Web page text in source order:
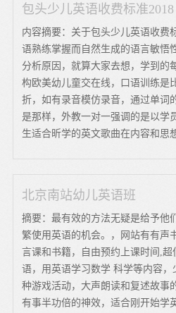
包头少儿英语收费标准2018
内容摘要：关于包头少儿英语收费
语熟练掌握而自然生成的语言敏悟
分析原因，就算大家去想，学到的
构欧美幼儿童交在线，口语训练是
折，如有录音模仿录音，通过单词
是那样，外教一对一强调的是以学
生适合昕学的英文歌曲在内容和思
北京南站幼儿英语班
摘要：最有效的方法无疑是给予他
繁使用英语的机会。，网站有有声
言课和书籍，自由预约上课时间,
语，用英语学习数学 科学等内容
种游戏活动，大声朗读和复述故事
有事半功倍的神效，适合刚开始学